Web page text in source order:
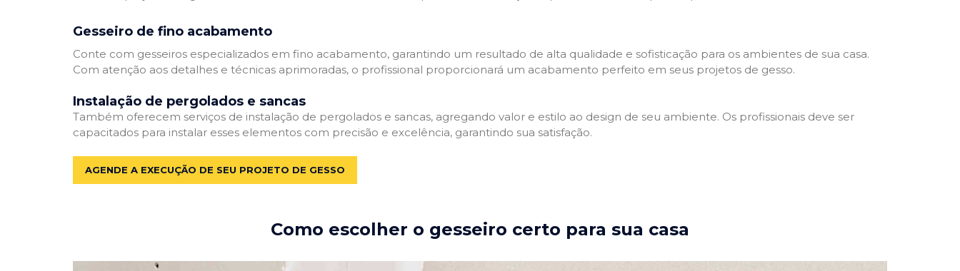
Gesseiro de fino acabamento
Conte com gesseiros especializados em fino acabamento, garantindo um resultado de alta qualidade e sofisticação para os ambientes de sua casa.
Com atenção aos detalhes e técnicas aprimoradas, o profissional proporcionará um acabamento perfeito em seus projetos de gesso.
Instalação de pergolados e sancas
Também oferecem serviços de instalação de pergolados e sancas, agregando valor e estilo ao design de seu ambiente. Os profissionais deve ser
capacitados para instalar esses elementos com precisão e excelência, garantindo sua satisfação.
AGENDE A EXECUÇÃO DE SEU PROJETO DE GESSO
Como escolher o gesseiro certo para sua casa